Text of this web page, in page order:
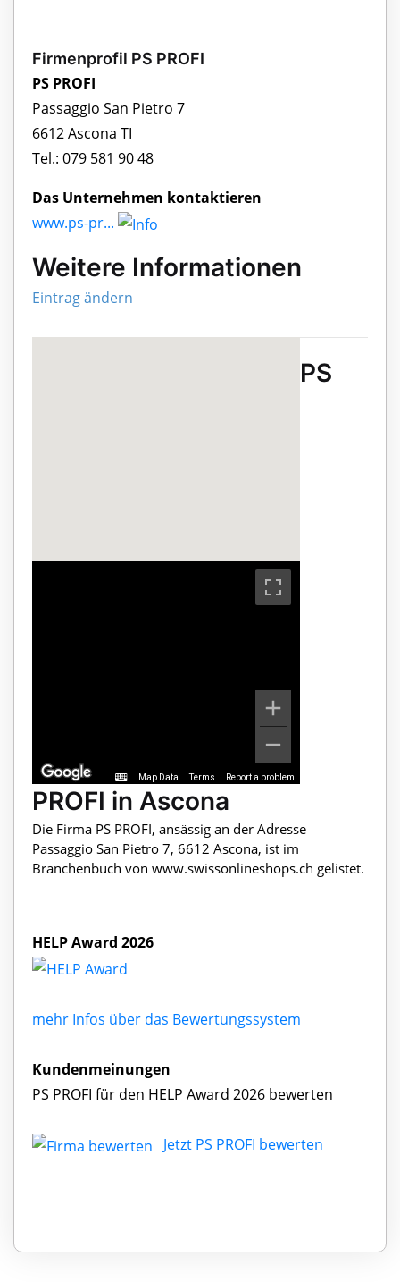
Firmenprofil PS PROFI
PS PROFI
Passaggio San Pietro 7
6612 Ascona TI
Tel.: 079 581 90 48
Das Unternehmen kontaktieren
www.ps-pr...
Weitere Informationen
Eintrag ändern
Map Data Terms Report a problem
PS
PROFI in Ascona
Die Firma PS PROFI, ansässig an der Adresse
Passaggio San Pietro 7, 6612 Ascona, ist im
Branchenbuch von www.swissonlineshops.ch gelistet.
HELP Award 2026
mehr Infos über das Bewertungssystem
Kundenmeinungen
PS PROFI für den HELP Award 2026 bewerten
Jetzt PS PROFI bewerten